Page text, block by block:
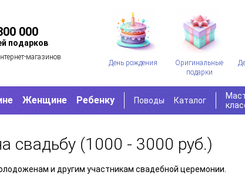
000
подарков
магазинов
День рождения
Оригинальные
подарки
Женщине Ребенку Поводы Каталог
свадьбу (1000 - 3000 руб.)
и другим участникам свадебной церемонии.